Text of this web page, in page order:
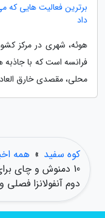
برترین فعالیت هایی که
داد
هوئه، شهری در مرکز
فرانسه است که با
محلی، مقصدی خارق
کوه سفید » همه
10 دمنوش و چای
دوم آنفولانزا